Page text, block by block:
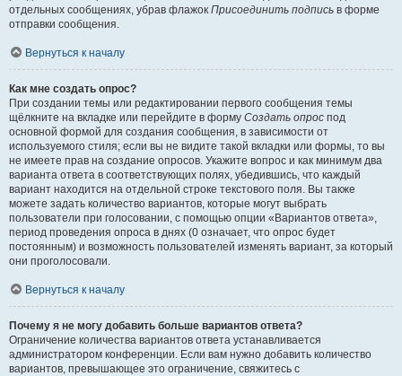
отдельных сообщениях, убрав флажок Присоединить подпись в форме
отправки сообщения.
Вернуться к началу
Как мне создать опрос?
При создании темы или редактировании первого сообщения темы
щёлкните на вкладке или перейдите в форму Создать опрос под
основной формой для создания сообщения, в зависимости от
используемого стиля; если вы не видите такой вкладки или формы, то вы
не имеете прав на создание опросов. Укажите вопрос и как минимум два
варианта ответа в соответствующих полях, убедившись, что каждый
вариант находится на отдельной строке текстового поля. Вы также
можете задать количество вариантов, которые могут выбрать
пользователи при голосовании, с помощью опции «Вариантов ответа»,
период проведения опроса в днях (0 означает, что опрос будет
постоянным) и возможность пользователей изменять вариант, за который
они проголосовали.
Вернуться к началу
Почему я не могу добавить больше вариантов ответа?
Ограничение количества вариантов ответа устанавливается
администратором конференции. Если вам нужно добавить количество
вариантов, превышающее это ограничение, свяжитесь с